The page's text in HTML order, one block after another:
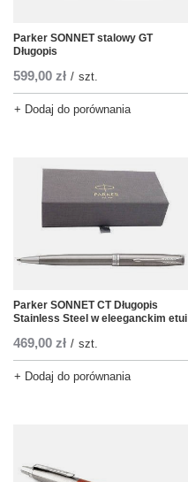
Parker SONNET stalowy GT
Długopis
599,00 zł / szt.
+ Dodaj do porównania
Parker SONNET CT Długopis
Stainless Steel w eleeganckim etui
469,00 zł / szt.
+ Dodaj do porównania